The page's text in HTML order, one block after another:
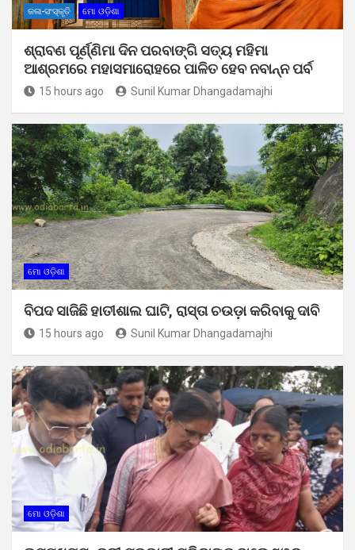
କଳା-ସଂସ୍କୃତି ମୋ ଓଡ଼ିଶା
ଶ୍ରାବଣ ପୂର୍ଣ୍ଣିମା ଦିନ ପରବାଙ୍ଗି ସତ୍ୟ ମହିମା
ଆଶ୍ରମରେ ମହାସମାରୋହରେ ପାଳିତ ହେବ ନବାନ୍ନ ପର୍ବ
15 hours ago Sunil Kumar Dhangadamajhi
ମୋ ଓଡ଼ିଶା
ବିପଦ ସାଜିଛି ହାତୀଶାଲ ଘାଟି, ରାସ୍ତା ଚଉଡ଼ା କରିବାକୁ ଦାବି
15 hours ago Sunil Kumar Dhangadamajhi
ମୋ ଓଡ଼ିଶା